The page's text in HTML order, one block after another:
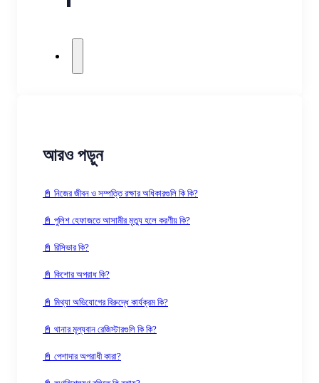
আরও পড়ুন
📓 নিজের জীবন ও সম্পত্তি রক্ষার অধিকারগুলি কি কি?
📓 পুলিশ হেফাজতে আসামীর মৃত্যু হলে করণীয় কি?
📓 রিসিভার কি?
📓 কিশোর অপরাধ কি?
📓 মিথ্যা অভিযোগের বিরুদ্ধে কার্যক্রম কি?
📓 থানার মূল্যবান রেজিস্টারগুলি কি কি?
📓 পেশাদার অপরাধী কারা?